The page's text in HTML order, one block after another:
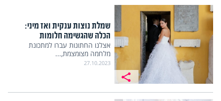
שמלת נוצות ענקית ואז מיני:
הכלה שהגשימה חלומות
אצלנו החתונות עברו למתכונת
מלחמה מצומצמת,...
27.10.2023